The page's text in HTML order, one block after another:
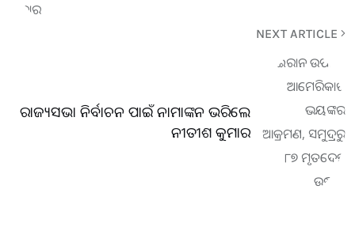
NEXT ARTICLE
ରାଜ୍ୟସଭା ନିର୍ବାଚନ ପାଇଁ ନାମାଙ୍କନ ଭରିଲେ
ନୀତୀଶ କୁମାର